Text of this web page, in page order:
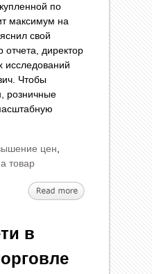
по
максимум на
свой
отчета, директор
исследований
Чтобы
розничные
цен
товар
в